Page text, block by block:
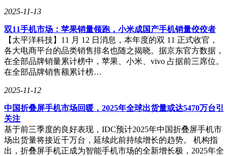
2025-11-13
双11手机市场：苹果销量领跑，小米成国产手机销量佼佼者
【太平洋科技】11 月 12 日消息，本年度的双 11 正式收官，
各大电商平台的品类销售排名也随之揭晓。据京东官方数据，
在全部品牌销量累计榜中，苹果、小米、vivo 占据前三席位。
在全部品牌销售额累计榜…
2025-11-12
中国折叠屏手机市场回暖，2025年全球出货量或达5470万台引
关注
基于前三季度的良好表现，IDC预计2025年中国折叠屏手机市
场出货量将接近千万台，延续此前持续增长的趋势。 机构指
出，折叠屏手机正成为智能手机市场的全新增长极，2025年全